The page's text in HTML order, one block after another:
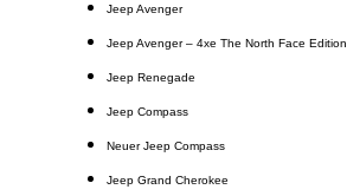
Jeep Avenger
Jeep Avenger – 4xe The North Face Edition
Jeep Renegade
Jeep Compass
Neuer Jeep Compass
Jeep Grand Cherokee